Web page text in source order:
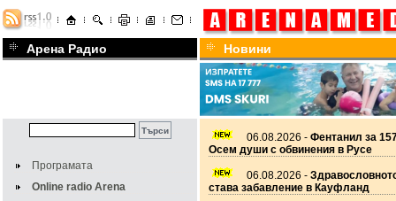
Арена Радио Новини
Програмата
Online radio Arena
06.08.2026 - Фентанил за
Осем души с обвинения в Русе
06.08.2026 -
става забавление в Кауфланд